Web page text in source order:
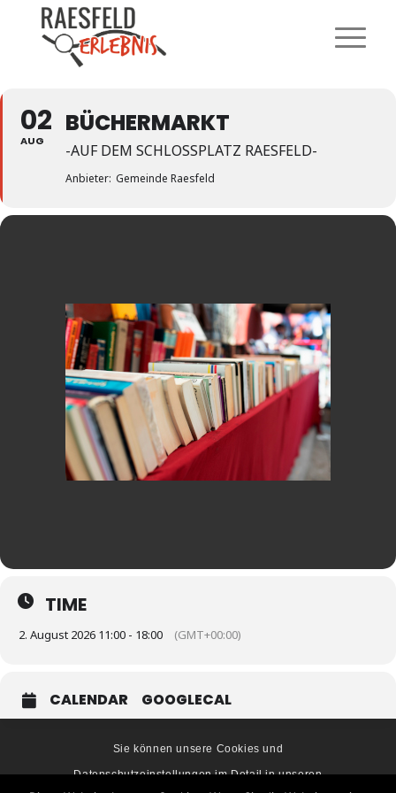
02
AUG
BÜCHERMARKT
-AUF DEM SCHLOSSPLATZ RAESFELD-
Anbieter: Gemeinde Raesfeld
TIME
2. August 2026 11:00 - 18:00 (GMT+00:00)
CALENDAR GOOGLECAL
Sie können unsere Cookies und
Datenschutzeinstellungen im Detail in unseren